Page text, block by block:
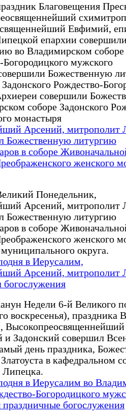
Благовещения
Евфимий,
епархии
во Владимирском соборе
Богородицкого мужского
Божественную
Рождество-
совершили
соборе Задонского
монастыря
Арсений, митрополит
Божественную литургию
в соборе
женского
Понедельник,
Арсений, митрополит
Божественную литургию
в соборе
женского
округа.
в Иерусалим,
Арсений, митрополит
богослужения
Недели 6-й Великого
воскресенья), праздника
Задонский совершил
день праздника,
в кафедральном
Липецка.
в Иерусалим во
Богородицкого
богослужения